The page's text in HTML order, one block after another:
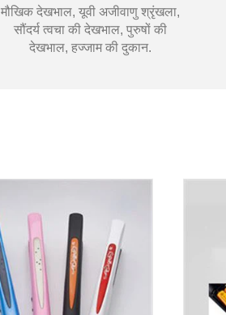
मौखिक देखभाल, यूवी अजीवाणु श्रृंखला,
सौंदर्य त्वचा की देखभाल, पुरुषों की
देखभाल, हज्जाम की दुकान.